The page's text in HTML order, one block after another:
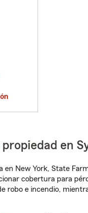
en
en New York, State
cobertura para
robo e incendio,